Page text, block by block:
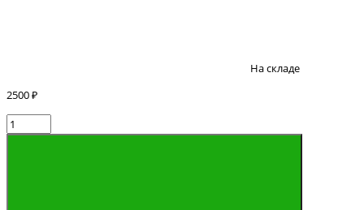
На складе
2500 ₽